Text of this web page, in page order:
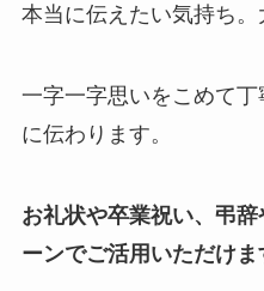
本当に伝えたい気持ち。
一字一字思いをこめて
に伝わります。
お礼状や卒業祝い、弔
ーンでご活用いただけま